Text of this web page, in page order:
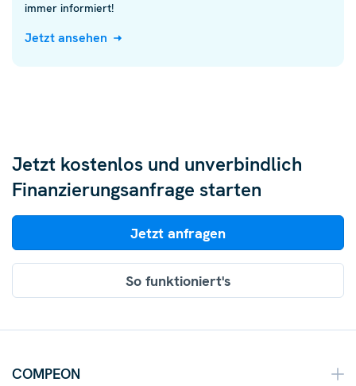
immer informiert!
Jetzt ansehen
Jetzt kostenlos und unverbindlich
Finanzierungsanfrage starten
Jetzt anfragen
So funktioniert's
COMPEON